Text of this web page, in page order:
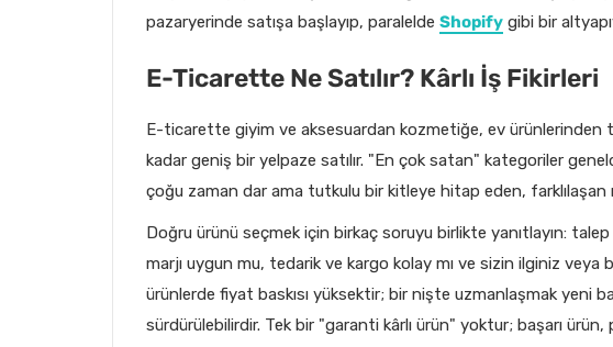
pazaryerinde satışa başlayıp, paralelde Shopify gibi bir
E-Ticarette Ne Satılır? Kârlı İş Fikirleri
E-ticarette giyim ve aksesuardan kozmetiğe, ev ürünlerinden
kadar geniş bir yelpaze satılır. "En çok satan" kategoriler
çoğu zaman dar ama tutkulu bir kitleye hitap eden, farklılaşan
Doğru ürünü seçmek için birkaç soruyu birlikte yanıtlayın:
marjı uygun mu, tedarik ve kargo kolay mı ve sizin ilginiz veya
ürünlerde fiyat baskısı yüksektir; bir nişte uzmanlaşmak yeni
sürdürülebilirdir. Tek bir "garanti kârlı ürün" yoktur; başarı